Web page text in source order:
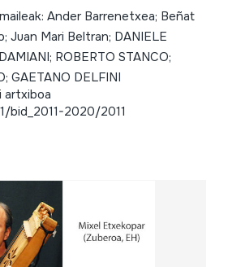
Ander Barrenetxea; Beñat
Juan Mari Beltran; DANIELE
ROBERTO STANCO;
GAETANO DELFINI
artxiboa
bid_2011-2020/2011